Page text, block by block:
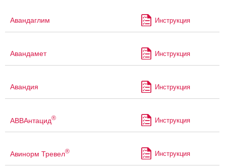
Авандаглим Инструкция
Авандамет Инструкция
Авандия Инструкция
АВВАнтацид® Инструкция
Авинорм Тревел® Инструкция